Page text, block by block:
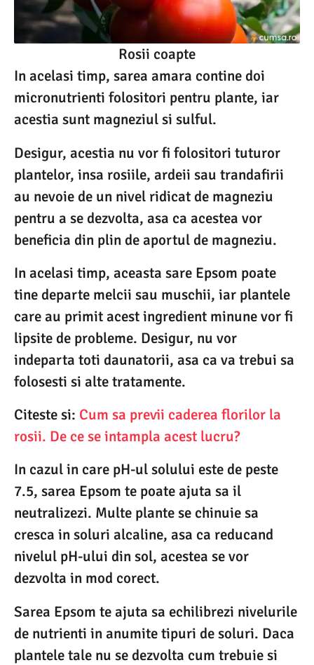
Rosii coapte
In acelasi timp, sarea amara contine doi
micronutrienti folositori pentru plante, iar
acestia sunt magneziul si sulful.
Desigur, acestia nu vor fi folositori tuturor
plantelor, insa rosiile, ardeii sau trandafirii
au nevoie de un nivel ridicat de magneziu
pentru a se dezvolta, asa ca acestea vor
beneficia din plin de aportul de magneziu.
In acelasi timp, aceasta sare Epsom poate
tine departe melcii sau muschii, iar plantele
care au primit acest ingredient minune vor fi
lipsite de probleme. Desigur, nu vor
indeparta toti daunatorii, asa ca va trebui sa
folosesti si alte tratamente.
Citeste si: Cum sa previi caderea florilor la
rosii. De ce se intampla acest lucru?
In cazul in care pH-ul solului este de peste
7.5, sarea Epsom te poate ajuta sa il
neutralizezi. Multe plante se chinuie sa
cresca in soluri alcaline, asa ca reducand
nivelul pH-ului din sol, acestea se vor
dezvolta in mod corect.
Sarea Epsom te ajuta sa echilibrezi nivelurile
de nutrienti in anumite tipuri de soluri. Daca
plantele tale nu se dezvolta cum trebuie si